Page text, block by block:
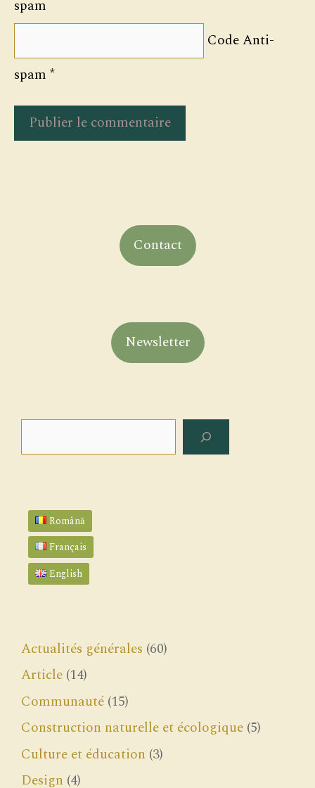
Code Anti-
spam *
Contact
Newsletter
Română
Français
English
Actualités générales (60)
Article (14)
Communauté (15)
Construction naturelle et écologique (5)
Culture et éducation (3)
Design (4)